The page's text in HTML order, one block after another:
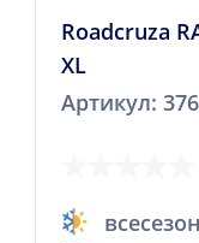
Roadcruza
XL
Артикул: